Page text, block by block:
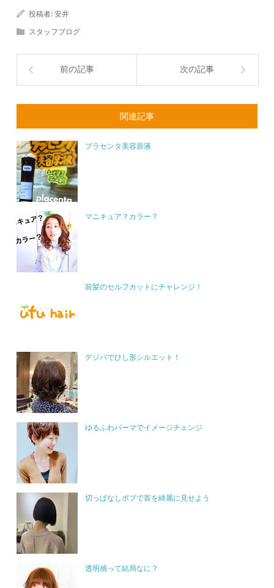
投稿者:安井
スタッフブログ
前の記事 次の記事
関連記事
プラセンタ美容原液
マニキュア？カラー？
前髪のセルフカットにチャレンジ！
デジパでひし形シルエット！
ゆるふわパーマでイメージチェンジ
切っぱなしボブで首を綺麗に見せよう
透明感って結局なに？